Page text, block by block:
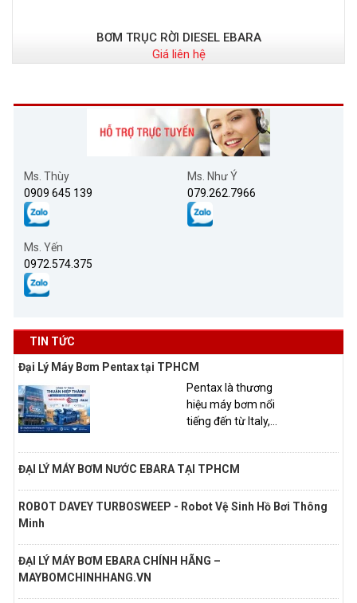
BƠM TRỤC RỜI DIESEL EBARA
Giá liên hệ
Ms. Thùy
0909 645 139
Ms. Như Ý
079.262.7966
Ms. Yến
0972.574.375
TIN TỨC
Đại Lý Máy Bơm Pentax tại TPHCM
Pentax là thương
hiệu máy bơm nổi
tiếng đến từ Italy,...
ĐẠI LÝ MÁY BƠM NƯỚC EBARA TẠI TPHCM
ROBOT DAVEY TURBOSWEEP - Robot Vệ Sinh Hồ Bơi Thông
Minh
ĐẠI LÝ MÁY BƠM EBARA CHÍNH HÃNG –
MAYBOMCHINHHANG.VN